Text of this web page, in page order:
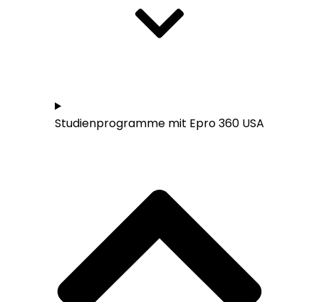
Studienprogramme mit Epro 360 USA